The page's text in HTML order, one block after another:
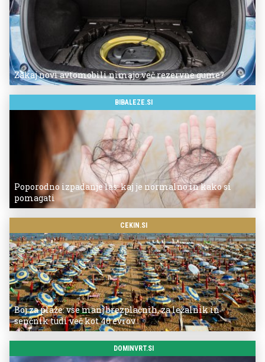
Zakaj novi avtomobili nimajo več rezervne gume?
BIBALEZE.SI
Poporodno izpadanje las: kaj je normalno in kako si
pomagati
CEKIN.SI
Boj za plaže: vse manj brezplačnih, za ležalnik in
senčnik tudi več kot 40 evrov
DOMINVRT.SI